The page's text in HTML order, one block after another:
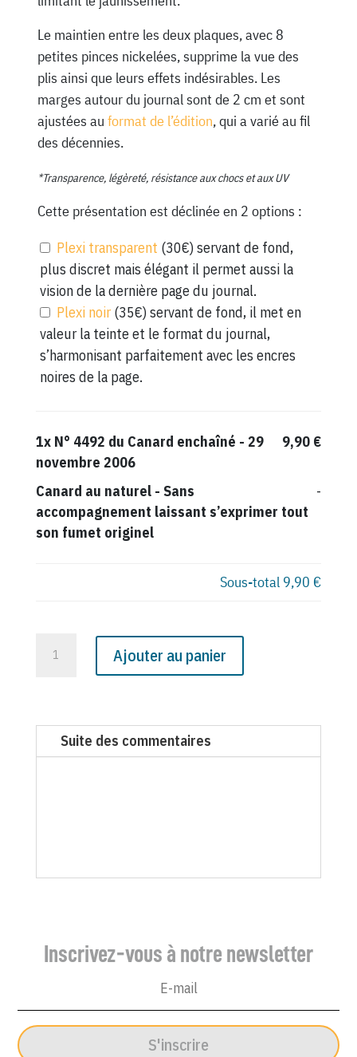
Le maintien entre les deux plaques, avec 8
petites pinces nickelées, supprime la vue des
plis ainsi que leurs effets indésirables. Les
marges autour du journal sont de 2 cm et sont
ajustées au format de l’édition, qui a varié au fil
des décennies.
*Transparence, légèreté, résistance aux chocs et aux UV
Cette présentation est déclinée en 2 options :
Plexi transparent (30€) servant de fond,
plus discret mais élégant il permet aussi la
vision de la dernière page du journal.
Plexi noir (35€) servant de fond, il met en
valeur la teinte et le format du journal,
s’harmonisant parfaitement avec les encres
noires de la page.
1x N° 4492 du Canard enchaîné - 29
novembre 2006
9,90 €
Canard au naturel- Sans
accompagnement laissant s’exprimer tout
son fumet originel
-
Sous-total 9,90 €
du
Canard
Ajouter au panier
Suite des commentaires
Inscrivez-vous à notre newsletter
S'inscrire